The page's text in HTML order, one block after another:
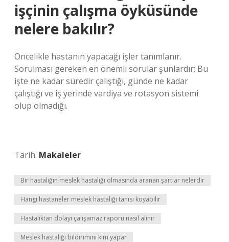
işçinin çalışma öyküsünde
nelere bakılır?
Öncelikle hastanın yapacağı işler tanımlanır.
Sorulması gereken en önemli sorular şunlardır: Bu
işte ne kadar süredir çalıştığı, günde ne kadar
çalıştığı ve iş yerinde vardiya ve rotasyon sistemi
olup olmadığı.
Tarih: Makaleler
Bir hastalığın meslek hastalığı olmasında aranan şartlar nelerdir
Hangi hastaneler meslek hastalığı tanısı koyabilir
Hastalıktan dolayı çalışamaz raporu nasıl alınır
Meslek hastalığı bildirimini kim yapar